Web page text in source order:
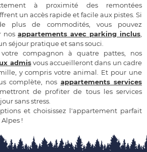
à proximité des remontées
un accès rapide et facile aux pistes. Si
plus de commodités, vous pouvez
nos appartements avec parking inclus
séjour pratique et sans souci.
compagnon à quatre pattes, nos
admisvous accueilleront dans un cadre
y compris votre animal. Et pour une
complète, nos appartements services
de profiter de tous les services
sans stress.
et choisissez l'appartement parfait
!